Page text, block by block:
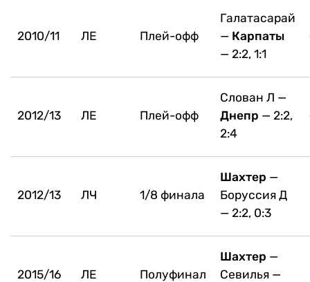
2010/11 ЛЕ Плей-офф
Галатасарай
— Карпаты
— 2:2, 1:1
2012/13 ЛЕ Плей-офф
Слован Л —
Днепр — 2:2,
2:4
2012/13 ЛЧ 1/8 финала
Шахтер —
Боруссия Д
— 2:2, 0:3
2015/16 ЛЕ Полуфинал
Шахтер —
Севилья —